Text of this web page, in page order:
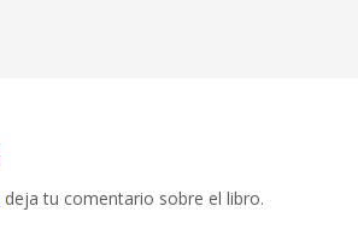
deja tu comentario sobre el libro.